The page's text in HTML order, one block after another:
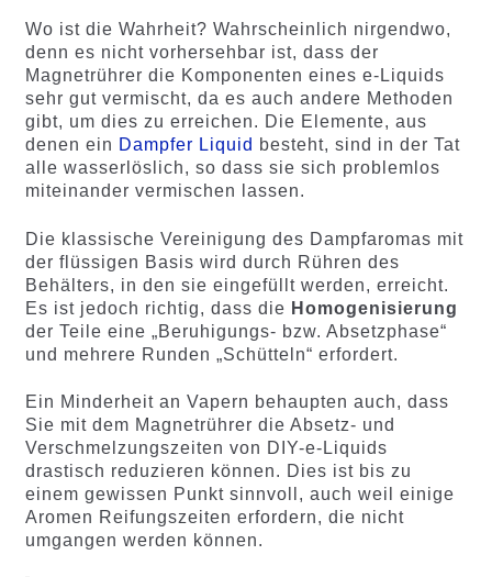
Wo ist die Wahrheit? Wahrscheinlich nirgendwo,
denn es nicht vorhersehbar ist, dass der
Magnetrührer die Komponenten eines e-Liquids
sehr gut vermischt, da es auch andere Methoden
gibt, um dies zu erreichen. Die Elemente, aus
denen ein Dampfer Liquid besteht, sind in der Tat
alle wasserlöslich, so dass sie sich problemlos
miteinander vermischen lassen.
Die klassische Vereinigung des Dampfaromas mit
der flüssigen Basis wird durch Rühren des
Behälters, in den sie eingefüllt werden, erreicht.
Es ist jedoch richtig, dass die Homogenisierung
der Teile eine „Beruhigungs- bzw. Absetzphase“
und mehrere Runden „Schütteln“ erfordert.
Ein Minderheit an Vapern behaupten auch, dass
Sie mit dem Magnetrührer die Absetz- und
Verschmelzungszeiten von DIY-e-Liquids
drastisch reduzieren können. Dies ist bis zu
einem gewissen Punkt sinnvoll, auch weil einige
Aromen Reifungszeiten erfordern, die nicht
umgangen werden können.